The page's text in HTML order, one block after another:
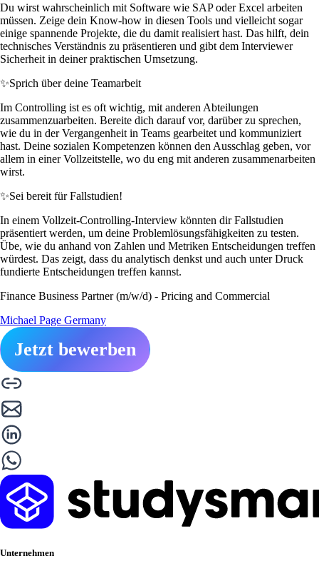
Du wirst wahrscheinlich mit Software wie SAP oder Excel arbeiten
müssen. Zeige dein Know-how in diesen Tools und vielleicht sogar
einige spannende Projekte, die du damit realisiert hast. Das hilft, dein
technisches Verständnis zu präsentieren und gibt dem Interviewer
Sicherheit in deiner praktischen Umsetzung.
✨Sprich über deine Teamarbeit
Im Controlling ist es oft wichtig, mit anderen Abteilungen
zusammenzuarbeiten. Bereite dich darauf vor, darüber zu sprechen,
wie du in der Vergangenheit in Teams gearbeitet und kommuniziert
hast. Deine sozialen Kompetenzen können den Ausschlag geben, vor
allem in einer Vollzeitstelle, wo du eng mit anderen zusammenarbeiten
wirst.
✨Sei bereit für Fallstudien!
In einem Vollzeit-Controlling-Interview könnten dir Fallstudien
präsentiert werden, um deine Problemlösungsfähigkeiten zu testen.
Übe, wie du anhand von Zahlen und Metriken Entscheidungen treffen
würdest. Das zeigt, dass du analytisch denkst und auch unter Druck
fundierte Entscheidungen treffen kannst.
Finance Business Partner (m/w/d) - Pricing and Commercial
Michael Page Germany
Jetzt bewerben
Unternehmen